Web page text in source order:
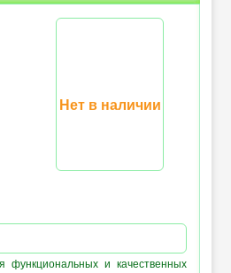
Нет в наличии
функциональных и качественных